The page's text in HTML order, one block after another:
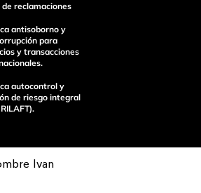
Ivan
de reclamaciones
antisoborno y
para
y transacciones
autocontrol y
de riesgo integral